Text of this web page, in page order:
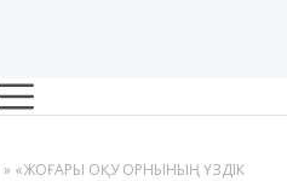
» «ЖОҒАРЫ ОҚУ ОРНЫНЫҢ ҮЗДІК